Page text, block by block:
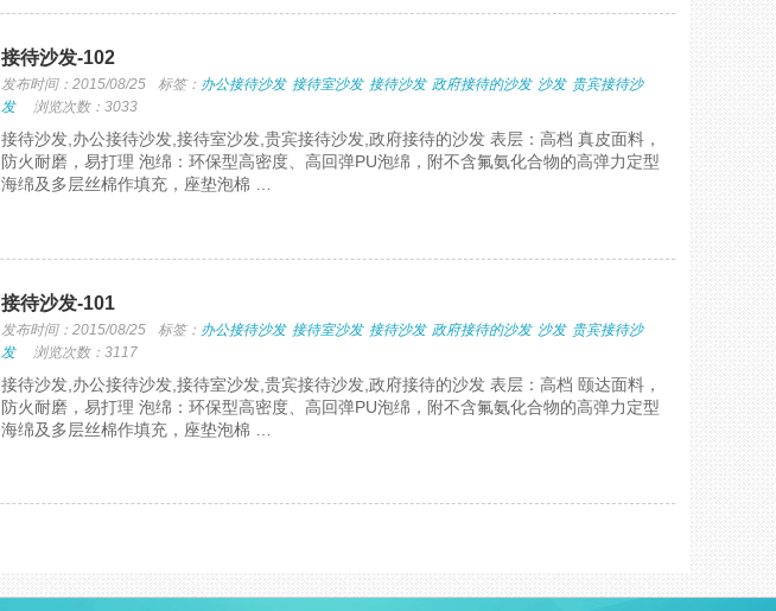
接待沙发-102
发布时间：2015/08/25 标签： 办公接待沙发 接待室沙发 接待沙发 政府接待的沙发 沙发 贵宾接待沙
发
浏览次数：3033
接待沙发,办公接待沙发,接待室沙发,贵宾接待沙发,政府接待的沙发 表层：高档 真皮面料，
防火耐磨，易打理 泡绵：环保型高密度、高回弹PU泡绵，附不含氟氨化合物的高弹力定型
海绵及多层丝棉作填充，座垫泡棉 …
接待沙发-101
发布时间：2015/08/25 标签： 办公接待沙发 接待室沙发 接待沙发 政府接待的沙发 沙发 贵宾接待沙
发
浏览次数：3117
接待沙发,办公接待沙发,接待室沙发,贵宾接待沙发,政府接待的沙发 表层：高档 颐达面料，
防火耐磨，易打理 泡绵：环保型高密度、高回弹PU泡绵，附不含氟氨化合物的高弹力定型
海绵及多层丝棉作填充，座垫泡棉 …